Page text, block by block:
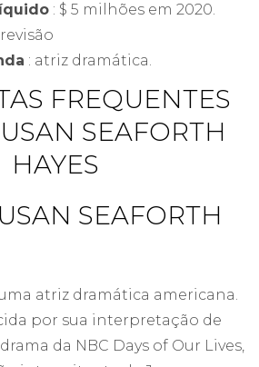
: $ 5 milhões em 2020.
: atriz dramática.
FREQUENTES
SEAFORTH
HAYES
SEAFORTH
atriz dramática americana.
por sua interpretação de
da NBC Days of Our Lives,